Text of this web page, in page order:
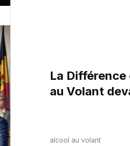
La
au Volant
alcool au volant